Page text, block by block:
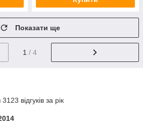
Показати ще
1 / 4
відгуків за рік